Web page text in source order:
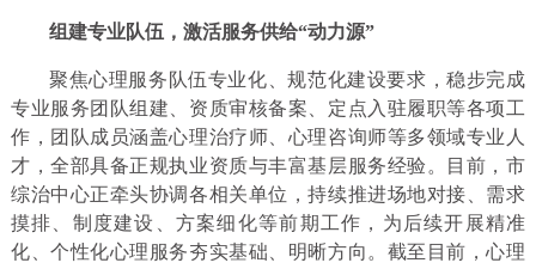
组建专业队伍，激活服务供给“动力源”
聚焦心理服务队伍专业化、规范化建设要求，稳步完成
专业服务团队组建、资质审核备案、定点入驻履职等各项工
作，团队成员涵盖心理治疗师、心理咨询师等多领域专业人
才，全部具备正规执业资质与丰富基层服务经验。目前，市
综治中心正牵头协调各相关单位，持续推进场地对接、需求
摸排、制度建设、方案细化等前期工作，为后续开展精准
化、个性化心理服务夯实基础、明晰方向。截至目前，心理